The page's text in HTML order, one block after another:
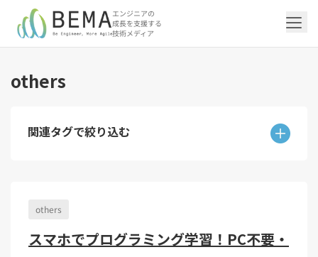
エンジニアの
成長を支援する
技術メディア
「アジャイル開発/スクラム」の記事一覧を
スクラムマスター（19）
「DevOps/クラウド」の記事一覧を見る
インフラストラクチャ（5）
サーバーレス（3）
CodeCommit（2）
Amplify（2）
Ansible（2）
Google Cloud（1）
「AI」の記事一覧を見る
NotebookLM（3）
OpenAI（1）
「バックエンド」の記事一覧を見る
Ruby（2）
Cloud SQL（1）
「Flutter/モバイル」の記事一覧を見る
アプリ開発（1）
「Jamstack/フロントエンド」の記事一覧
Jamstack（10）
JavaScript（4）
WordPress（3）
「others」の記事一覧を見る
アドベントカレンダー2024（25）
スキルアップ（24）
若手エンジニア（12）
トラブルシューティング（12）
others
関連タグで絞り込む
others
スマホでプログラミング学習！PC不要・